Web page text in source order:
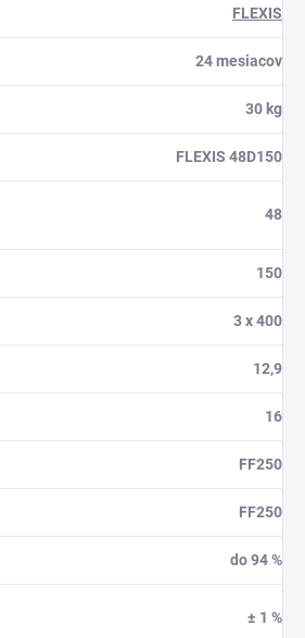
FLEXIS
24 mesiacov
30 kg
FLEXIS 48D150
48
150
3 x 400
12,9
16
FF250
FF250
do 94 %
± 1 %